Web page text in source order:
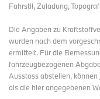
Fahrstil, Zuladung,
Die Angaben zu
wurden nach dem
ermittelt. Für die
fahrzeugbezogenen
Ausstoss abstellen,
als die hier angegebenen